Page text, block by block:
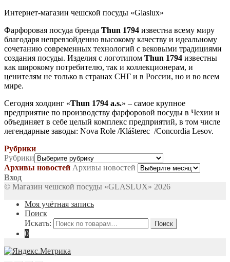
Интернет-магазин чешской посуды «Glaslux»
Фарфоровая посуда бренда Thun 1794 известна всему миру
благодаря непревзойденно высокому качеству и идеальному
сочетанию современных технологий с вековыми традициями
создания посуды. Изделия с логотипом Thun 1794 известны
как широкому потребителю, так и коллекционерам, и
ценителям не только в странах СНГ и в России, но и во всем
мире.
Сегодня холдинг «Thun 1794 a.s.» – самое крупное
предприятие по производству фарфоровой посуды в Чехии и
объединяет в себе целый комплекс предприятий, в том числе
легендарные заводы: Nova Role /Klášterec /Concordia Lesov.
Рубрики
Рубрики
Архивы новостей Архивы новостей
Вход
© Магазин чешской посуды «GLASLUX» 2026
Моя учётная запись
Поиск
Искать:
Поиск
0